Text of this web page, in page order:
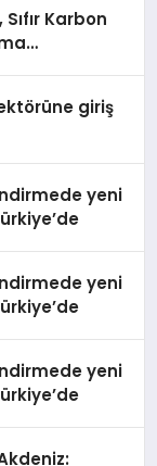
Karbon
giriş
yeni
yeni
yeni